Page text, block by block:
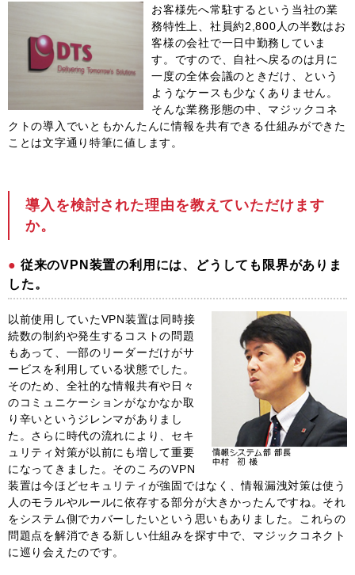
お客様先へ常駐するという当社の業
務特性上、社員約2,800人の半数はお
客様の会社で一日中勤務していま
す。ですので、自社へ戻るのは月に
一度の全体会議のときだけ、という
ようなケースも少なくありません。
そんな業務形態の中、マジックコネ
クトの導入でいともかんたんに情報を共有できる仕組みができた
ことは文字通り特筆に値します。
導入を検討された理由を教えていただけます
か。
従来のVPN装置の利用には、どうしても限界がありま
した。
以前使用していたVPN装置は同時接
続数の制約や発生するコストの問題
もあって、一部のリーダーだけがサ
ービスを利用している状態でした。
そのため、全社的な情報共有や日々
のコミュニケーションがなかなか取
り辛いというジレンマがありまし
た。さらに時代の流れにより、セキ
ュリティ対策が以前にも増して重要
になってきました。そのころのVPN
装置は今ほどセキュリティが強固ではなく、情報漏洩対策は使う
人のモラルやルールに依存する部分が大きかったんですね。それ
をシステム側でカバーしたいという思いもありました。これらの
問題点を解消できる新しい仕組みを探す中で、マジックコネクト
に巡り会えたのです。